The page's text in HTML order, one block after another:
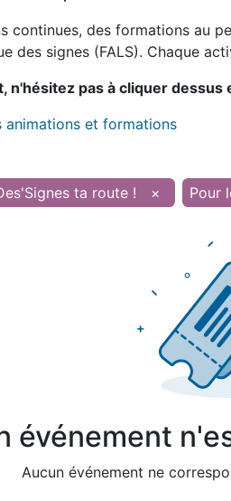
continues, des formations au
des signes (FALS). Chaque
n'hésitez pas à cliquer
animations et formations
ta route ! × Pour
événement
Aucun événement ne